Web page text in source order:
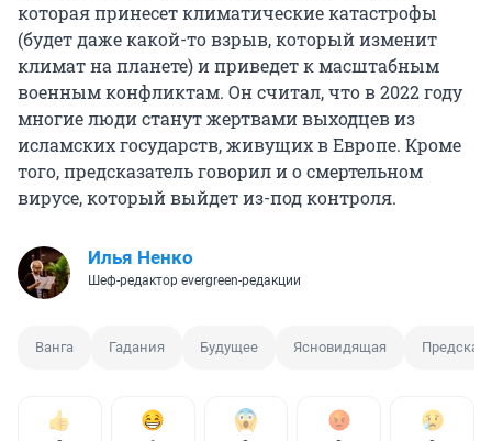
которая принесет климатические катастрофы
(будет даже какой-то взрыв, который изменит
климат на планете) и приведет к масштабным
военным конфликтам. Он считал, что в 2022 году
многие люди станут жертвами выходцев из
исламских государств, живущих в Европе. Кроме
того, предсказатель говорил и о смертельном
вирусе, который выйдет из-под контроля.
Илья Ненко
Шеф-редактор evergreen-редакции
Ванга Гадания Будущее Ясновидящая